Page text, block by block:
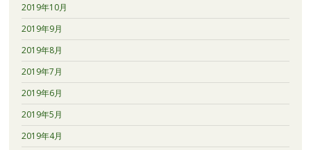
2019年10月
2019年9月
2019年8月
2019年7月
2019年6月
2019年5月
2019年4月